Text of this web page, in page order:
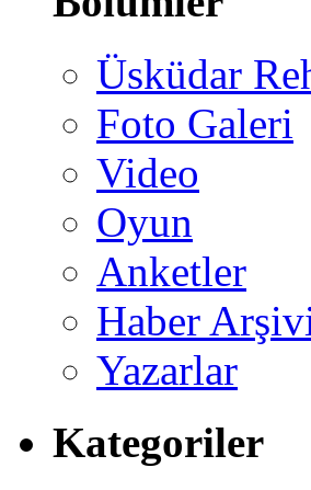
Üsküdar
Foto Galeri
Video
Oyun
Anketler
Haber
Yazarlar
Kategoriler